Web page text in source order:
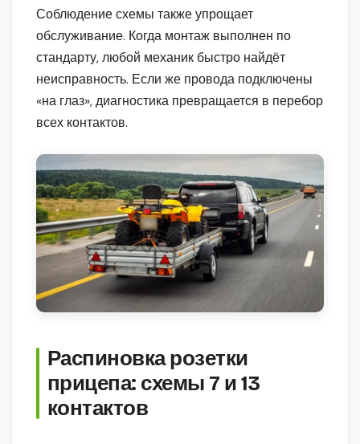
Соблюдение схемы также упрощает
обслуживание. Когда монтаж выполнен по
стандарту, любой механик быстро найдёт
неисправность. Если же провода подключены
«на глаз», диагностика превращается в перебор
всех контактов.
Распиновка розетки
прицепа: схемы 7 и 13
контактов